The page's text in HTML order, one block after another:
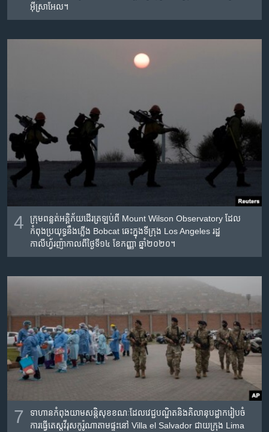
អ៊ីស្រាអែល។
4
ក្រុម​ពន្លត់​អគ្គិភ័យ​ដើរ​ត្រឡប់​ពី​ Mount Wilson Observatory ដែល​
កំពុង​ប្រយុទ្ធនឹង​ភ្លើង​ Bobcat ឆេះក្នុងទីក្រុង Los Angeles រដ្ឋ
កាលីហ្វ័រញ៉ា​កាលពីថ្ងៃទី១៤ ខែកញ្ញា ឆ្នាំ២០២០។
7
ទាហាន​កំពុងយាម​សន្តិសុខ​ខណៈដែល​វេជ្ជបណ្ឌិត​និង​គិលានុបដ្ឋាក​រៀបចំ​
ការ​ធ្វើ​តេស្ត​វីរុស​កូរ៉ូណា​តាម​ផ្ទះ​នៅ​ Villa el Salvador ជាយក្រុង Lima